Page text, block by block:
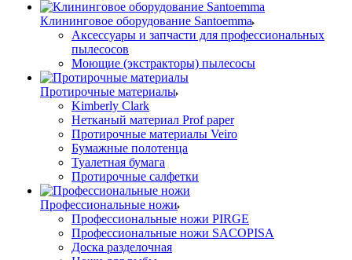
Клининговое оборудование Santoemma
Аксессуары и запчасти для профессиональных
пылесосов
Моющие (экстракторы) пылесосы
Протирочные материалы
Kimberly Clark
Нетканый материал Prof paper
Протирочные материалы Veiro
Бумажные полотенца
Туалетная бумага
Протирочные салфетки
Профессиональные ножи
Профессиональные ножи PIRGE
Профессиональные ножи SACOPISA
Доска разделочная